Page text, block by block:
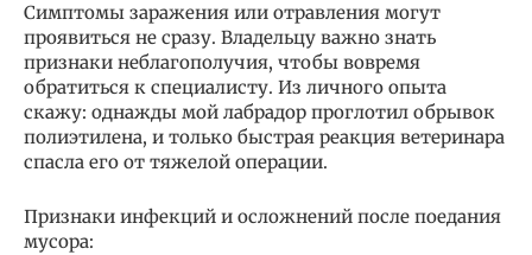
Симптомы заражения или отравления могут
проявиться не сразу. Владельцу важно знать
признаки неблагополучия, чтобы вовремя
обратиться к специалисту. Из личного опыта
скажу: однажды мой лабрадор проглотил обрывок
полиэтилена, и только быстрая реакция ветеринара
спасла его от тяжелой операции.
Признаки инфекций и осложнений после поедания
мусора: